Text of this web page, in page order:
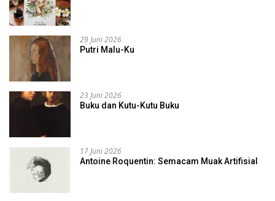
29 Juni 2026
Putri Malu-Ku
23 Juni 2026
Buku dan Kutu-Kutu Buku
17 Juni 2026
Antoine Roquentin: Semacam Muak Artifisial